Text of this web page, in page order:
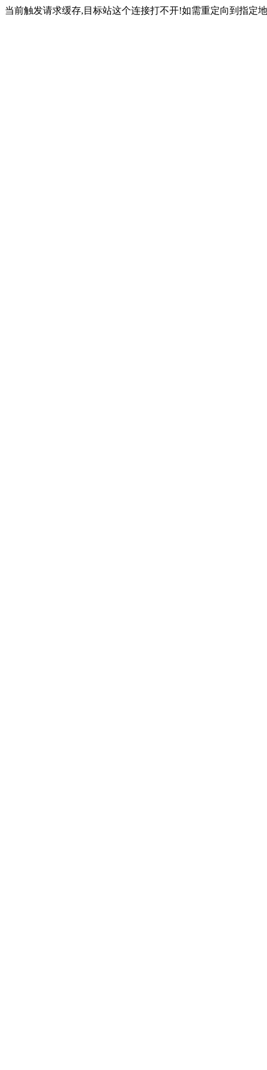
当前触发请求缓存,目标站这个连接打不开!如需重定向到指定